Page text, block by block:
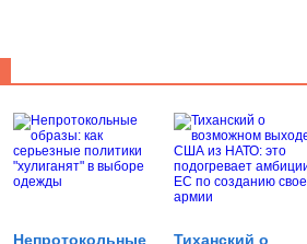
Непротокольные
Тиханский о